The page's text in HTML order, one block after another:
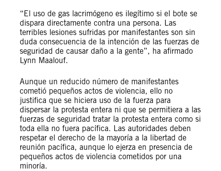
“El uso de gas lacrimógeno es ilegítimo si el bote se
dispara directamente contra una persona. Las
terribles lesiones sufridas por manifestantes son sin
duda consecuencia de la intención de las fuerzas de
seguridad de causar daño a la gente”, ha afirmado
Lynn Maalouf.
Aunque un reducido número de manifestantes
cometió pequeños actos de violencia, ello no
justifica que se hiciera uso de la fuerza para
dispersar la protesta entera ni que se permitiera a las
fuerzas de seguridad tratar la protesta entera como si
toda ella no fuera pacífica. Las autoridades deben
respetar el derecho de la mayoría a la libertad de
reunión pacífica, aunque lo ejerza en presencia de
pequeños actos de violencia cometidos por una
minoría.